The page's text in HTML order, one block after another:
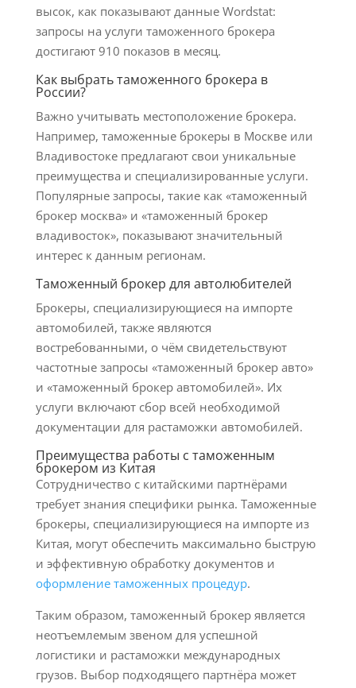
высок, как показывают данные Wordstat:
запросы на услуги таможенного брокера
достигают 910 показов в месяц.
Как выбрать таможенного брокера в
России?
Важно учитывать местоположение брокера.
Например, таможенные брокеры в Москве или
Владивостоке предлагают свои уникальные
преимущества и специализированные услуги.
Популярные запросы, такие как «таможенный
брокер москва» и «таможенный брокер
владивосток», показывают значительный
интерес к данным регионам.
Таможенный брокер для автолюбителей
Брокеры, специализирующиеся на импорте
автомобилей, также являются
востребованными, о чём свидетельствуют
частотные запросы «таможенный брокер авто»
и «таможенный брокер автомобилей». Их
услуги включают сбор всей необходимой
документации для растаможки автомобилей.
Преимущества работы с таможенным
брокером из Китая
Сотрудничество с китайскими партнёрами
требует знания специфики рынка. Таможенные
брокеры, специализирующиеся на импорте из
Китая, могут обеспечить максимально быструю
и эффективную обработку документов и
оформление таможенных процедур.
Таким образом, таможенный брокер является
неотъемлемым звеном для успешной
логистики и растаможки международных
грузов. Выбор подходящего партнёра может